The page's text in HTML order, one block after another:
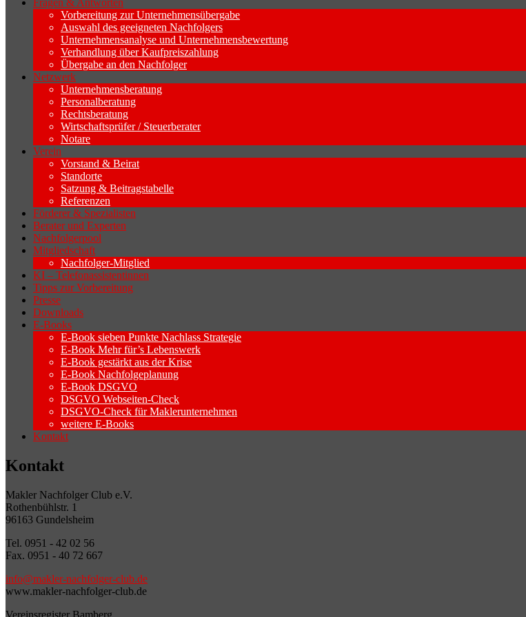
Fragen & Antworten
Vorbereitung zur Unternehmensübergabe
Auswahl des geeigneten Nachfolgers
Unternehmensanalyse und Unternehmensbewertung
Verhandlung über Kaufpreiszahlung
Übergabe an den Nachfolger
Netzwerk
Unternehmensberatung
Personalberatung
Rechtsberatung
Wirtschaftsprüfer / Steuerberater
Notare
Verein
Vorstand & Beirat
Standorte
Satzung & Beitragstabelle
Referenzen
Förderer & Spezialisten
Berater und Experten
Nachfolgerpool
Mitgliedschaft
Nachfolger-Mitglied
KI – Telefonassistentinnen
Tipps zur Vorbereitung
Presse
Downloads
E-Books
E-Book sieben Punkte Nachlass Strategie
E-Book Mehr für’s Lebenswerk
E-Book gestärkt aus der Krise
E-Book Nachfolgeplanung
E-Book DSGVO
DSGVO Webseiten-Check
DSGVO-Check für Maklerunternehmen
weitere E-Books
Kontakt
Kontakt
Makler Nachfolger Club e.V.
Rothenbühlstr. 1
96163 Gundelsheim
Tel. 0951 - 42 02 56
Fax. 0951 - 40 72 667
info@makler-nachfolger-club.de
www.makler-nachfolger-club.de
Vereinsregister Bamberg